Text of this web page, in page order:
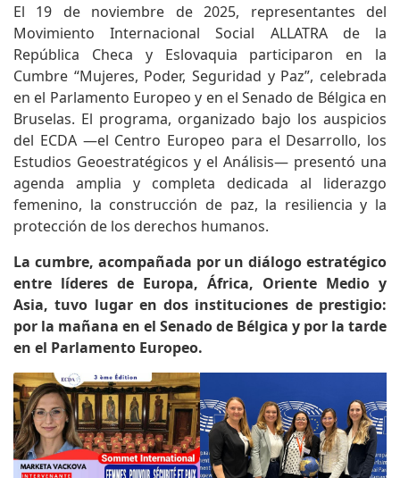
El 19 de noviembre de 2025, representantes del
Movimiento Internacional Social ALLATRA de la
República Checa y Eslovaquia participaron en la
Cumbre “Mujeres, Poder, Seguridad y Paz”, celebrada
en el Parlamento Europeo y en el Senado de Bélgica en
Bruselas. El programa, organizado bajo los auspicios
del ECDA —el Centro Europeo para el Desarrollo, los
Estudios Geoestratégicos y el Análisis— presentó una
agenda amplia y completa dedicada al liderazgo
femenino, la construcción de paz, la resiliencia y la
protección de los derechos humanos.
La cumbre, acompañada por un diálogo estratégico
entre líderes de Europa, África, Oriente Medio y
Asia, tuvo lugar en dos instituciones de prestigio:
por la mañana en el Senado de Bélgica y por la tarde
en el Parlamento Europeo.